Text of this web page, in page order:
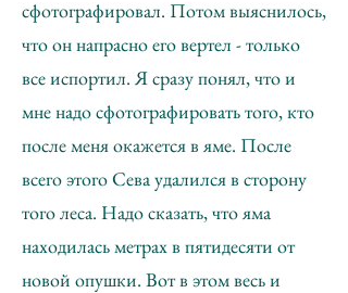
сфотографировал. Потом выяснилось,
что он напрасно его вертел - только
все испортил. Я сразу понял, что и
мне надо сфотографировать того, кто
после меня окажется в яме. После
всего этого Сева удалился в сторону
того леса. Надо сказать, что яма
находилась метрах в пятидесяти от
новой опушки. Вот в этом весь и